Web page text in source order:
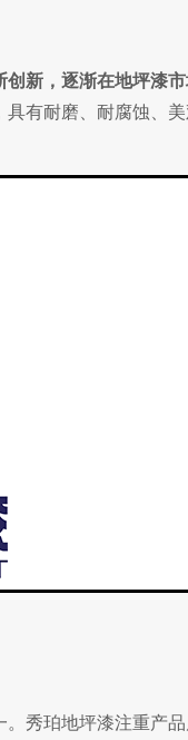
新，逐渐在地坪漆市
有耐磨、耐腐蚀、美
秀珀地坪漆注重产